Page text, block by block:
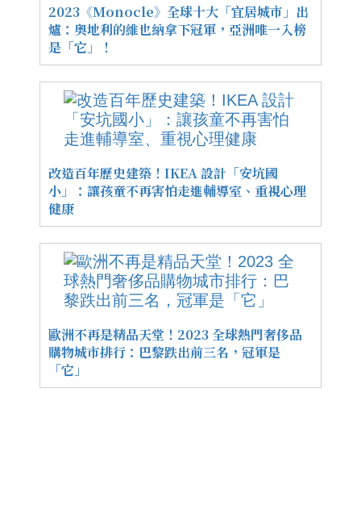
2023《Monocle》全球十大「宜居城市」出
爐：奧地利的維也納拿下冠軍，亞洲唯一入榜
是「它」！
改造百年歷史建築！IKEA 設計「安坑國
小」：讓孩童不再害怕走進輔導室、重視心理
健康
歐洲不再是精品天堂！2023 全球熱門奢侈品
購物城市排行：巴黎跌出前三名，冠軍是
「它」